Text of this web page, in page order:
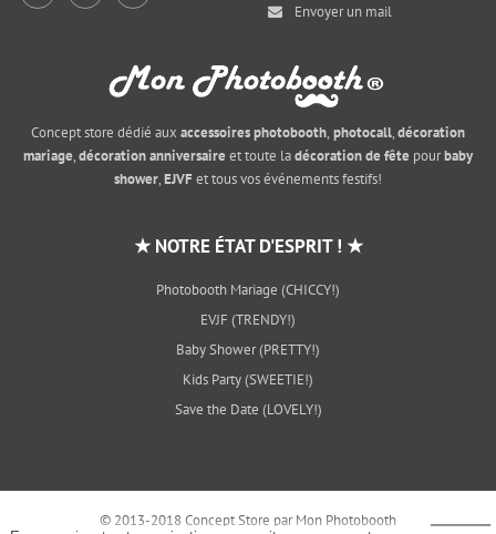
Envoyer un mail
Concept store dédié aux accessoires photobooth, photocall,décoration
mariage,décoration anniversaire et toute ladécoration de fête pourbaby
shower,EJVFet tous vos événements festifs!
★ NOTRE ÉTAT D'ESPRIT ! ★
Photobooth Mariage (CHICCY!)
EVJF (TRENDY!)
Baby Shower (PRETTY!)
Kids Party (SWEETIE!)
Save the Date (LOVELY!)
© 2013-2018 Concept Store par Mon Photobooth